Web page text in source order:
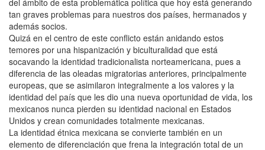
tan graves problemas para nuestros dos países, hermanados y
además socios.
Quizá en el centro de este conflicto están anidando estos
temores por una hispanización y biculturalidad que está
socavando la identidad tradicionalista norteamericana, pues a
diferencia de las oleadas migratorias anteriores, principalmente
europeas, que se asimilaron integralmente a los valores y la
identidad del país que les dio una nueva oportunidad de vida, los
mexicanos nunca pierden su identidad nacional en Estados
Unidos y crean comunidades totalmente mexicanas.
La identidad étnica mexicana se convierte también en un
elemento de diferenciación que frena la integración total de un